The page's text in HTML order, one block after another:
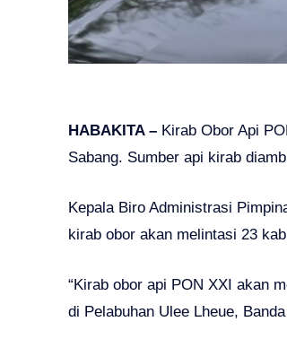
HABAKITA – Kirab Obor Api
Sabang. Sumber api kirab
Kepala Biro Administrasi
kirab obor akan melintasi 23
“Kirab obor api PON XXI akan
di Pelabuhan Ulee Lheue,